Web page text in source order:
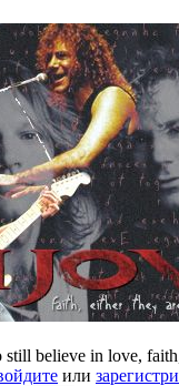
still believe in love,
или